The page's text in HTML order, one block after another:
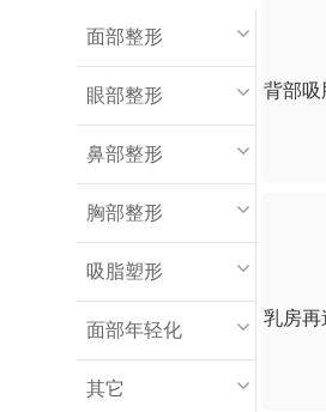
面部整形
眼部整形
鼻部整形
胸部整形
吸脂塑形
面部年轻化
其它
背部吸
乳房再